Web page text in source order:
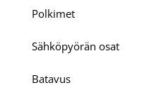
Polkimet
Sähköpyörän osat
Batavus